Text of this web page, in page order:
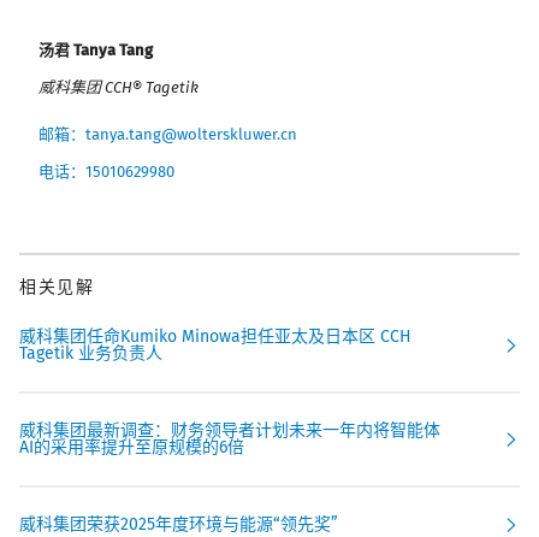
汤君 Tanya Tang
威科集团 CCH® Tagetik
邮箱：tanya.tang@wolterskluwer.cn
电话：15010629980
相关见解
威科集团任命Kumiko Minowa担任亚太及日本区 CCH
Tagetik 业务负责人
威科集团最新调查：财务领导者计划未来一年内将智能体
AI的采用率提升至原规模的6倍​
威科集团荣获2025年度环境与能源“领先奖”